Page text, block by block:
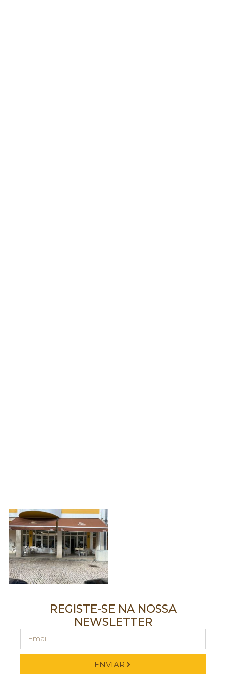
REGISTE-SE NA NOSSA
NEWSLETTER
ENVIAR